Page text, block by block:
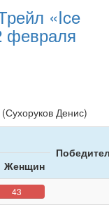
«Ice
февраля
Денис)
Женщин
43